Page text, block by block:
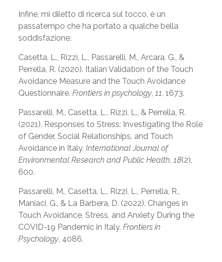
Infine, mi diletto di ricerca sul tocco, è un
passatempo che ha portato a qualche bella
soddisfazione:
Casetta, L., Rizzi, L., Passarelli, M., Arcara, G., &
Perrella, R. (2020). Italian Validation of the Touch
Avoidance Measure and the Touch Avoidance
Questionnaire. Frontiers in psychology, 11 , 1673.
Passarelli, M., Casetta, L., Rizzi, L., & Perrella, R.
(2021). Responses to Stress: Investigating the Role
of Gender, Social Relationships, and Touch
Avoidance in Italy. International Journal of
Environmental Research and Public Health 18(2),
600.
Passarelli, M., Casetta, L., Rizzi, L., Perrella, R.,
Maniaci, G., & La Barbera, D. (2022). Changes in
Touch Avoidance, Stress, and Anxiety During the
COVID-19 Pandemic in Italy. Frontiers in
Psychology, 4086.